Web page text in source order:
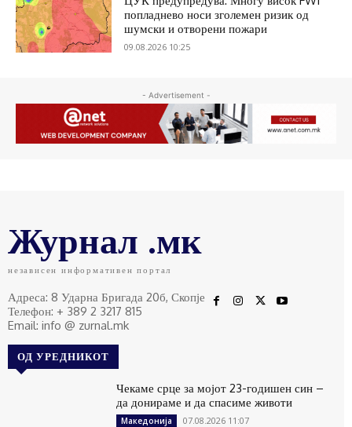
попладнево носи зголемен ризик од
шумски и отворени пожари
09.08.2026 10:25
- Advertisement -
Журнал .мк
независен информативен портал
Адреса: 8 Ударна Бригада 20б, Скопје
Телефон: + 389 2 3217 815
Email: info @ zurnal.mk
ОД УРЕДНИКОТ
Чекаме срце за мојот 23-годишен син –
да донираме и да спасиме животи
Македонија 07.08.2026 11:07